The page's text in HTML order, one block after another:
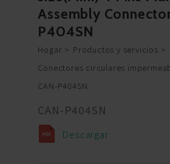
Assembly
P404SN
Hogar
Productos y servicios
Conectores circulares
CAN-P404SN
CAN-P404SN
Descargar